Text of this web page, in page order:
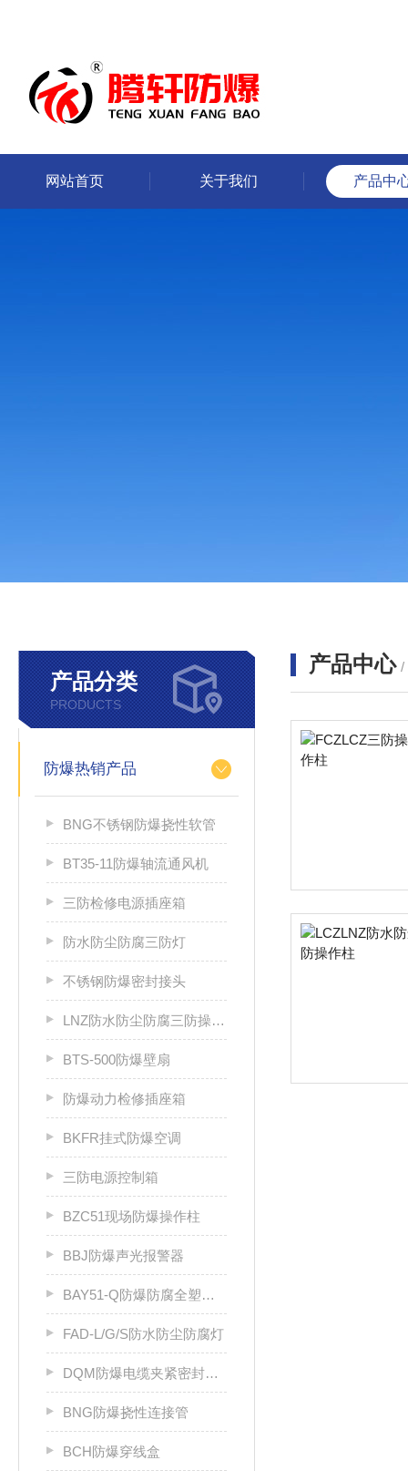
网站首页 关于我们 产品中
产品分类
PRODUCTS
防爆热销产品
BNG不锈钢防爆挠性软管
BT35-11防爆轴流通风机
三防检修电源插座箱
防水防尘防腐三防灯
不锈钢防爆密封接头
LNZ防水防尘防腐三防操作柱
BTS-500防爆壁扇
防爆动力检修插座箱
BKFR挂式防爆空调
三防电源控制箱
BZC51现场防爆操作柱
BBJ防爆声光报警器
BAY51-Q防爆防腐全塑荧光灯
FAD-L/G/S防水防尘防腐灯
DQM防爆电缆夹紧密封接头
BNG防爆挠性连接管
BCH防爆穿线盒
产品中心 /